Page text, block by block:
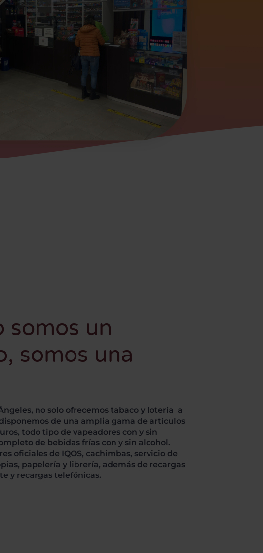
somos un
somos una
no solo ofrecemos tabaco y lotería a
de una amplia gama de artículos
todo tipo de vapeadores con y sin
de bebidas frías con y sin alcohol.
oficiales de IQOS, cachimbas, servicio de
papelería y librería, además de recargas
y recargas telefónicas.